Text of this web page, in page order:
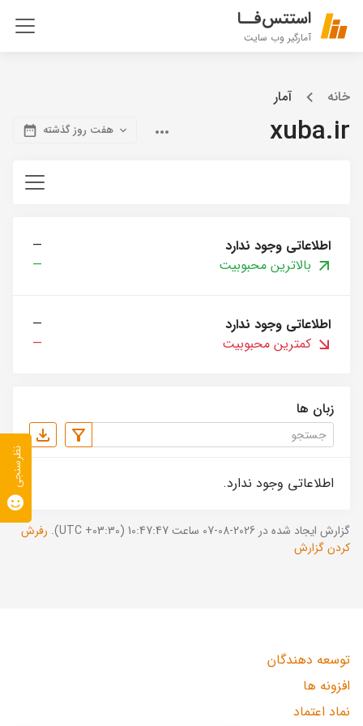
استتس‌فــا
آمارگیر وب سایت
خانه آمار
xuba.ir هفت روز گذشته
اطلاعاتی وجود ندارد
—
بالاترین محبوبیت
—
اطلاعاتی وجود ندارد
—
کمترین محبوبیت
—
زبان ها
اطلاعاتی وجود ندارد.
گزارش ایجاد شده در 2026-08-07 ساعت 10:47:47 (UTC +03:30).
رفرش
کردن گزارش
توسعه دهندگان
افزونه ها
نماد اعتماد
نظرسنجی